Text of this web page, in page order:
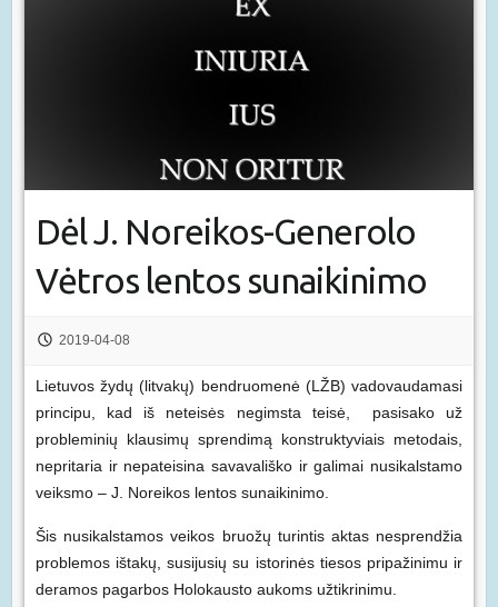
Dėl J. Noreikos-Generolo
Vėtros lentos sunaikinimo
2019-04-08
Lietuvos žydų (litvakų) bendruomenė (LŽB) vadovaudamasi
principu, kad iš neteisės negimsta teisė, pasisako už
probleminių klausimų sprendimą konstruktyviais metodais,
nepritaria ir nepateisina savavališko ir galimai nusikalstamo
veiksmo – J. Noreikos lentos sunaikinimo.
Šis nusikalstamos veikos bruožų turintis aktas nesprendžia
problemos ištakų, susijusių su istorinės tiesos pripažinimu ir
deramos pagarbos Holokausto aukoms užtikrinimu.